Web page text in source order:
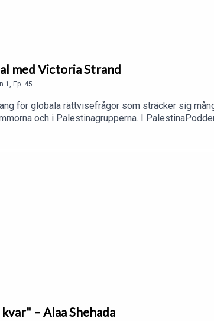
med Victoria Strand
1 Ep. 45
för globala rättvisefrågor som sträcker sig
och i Palestinagrupperna. I
lärdomar, bland annat vikten av att bygga breda,
– Alaa Shehada